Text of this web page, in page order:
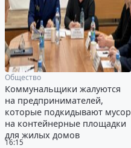
16:15
Общество
Коммунальщики жалуются
на предпринимателей,
которые подкидывают мусор
на контейнерные площадки
для жилых домов